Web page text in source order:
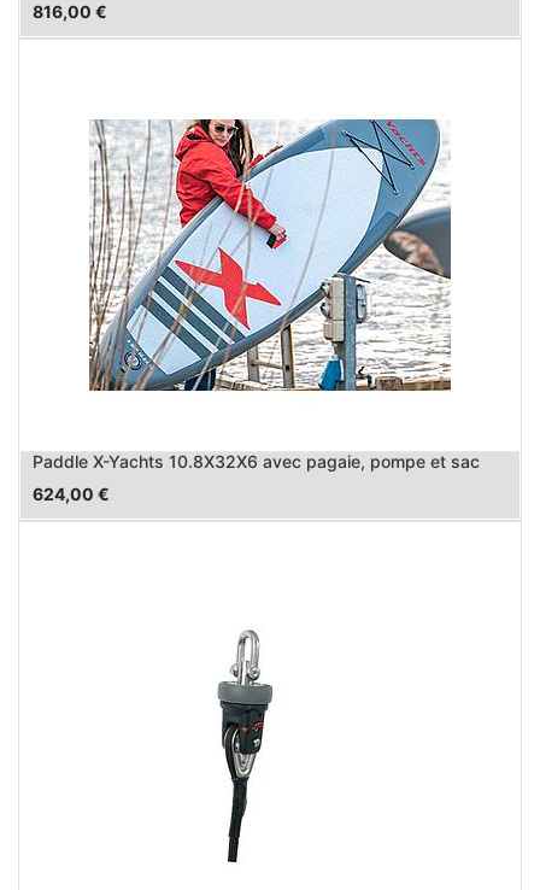
816,00 €
Paddle X-Yachts 10.8X32X6 avec pagaie, pompe et sac
624,00 €